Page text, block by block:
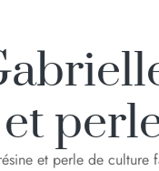
et perle de culture